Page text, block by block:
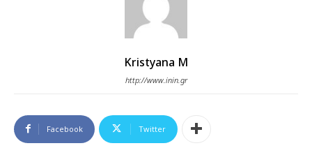
Kristyana M
http://www.inin.gr
Facebook Twitter